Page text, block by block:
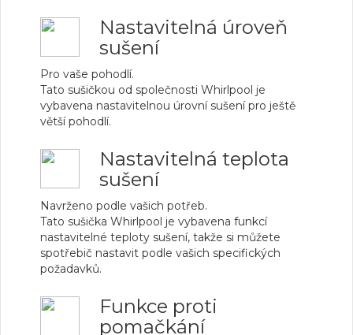
Nastavitelná úroveň
sušení
Pro vaše pohodlí.
Tato sušičkou od společnosti Whirlpool je
vybavena nastavitelnou úrovní sušení pro ještě
větší pohodlí.
Nastavitelná teplota
sušení
Navrženo podle vašich potřeb.
Tato sušička Whirlpool je vybavena funkcí
nastavitelné teploty sušení, takže si můžete
spotřebič nastavit podle vašich specifických
požadavků.
Funkce proti
pomačkání